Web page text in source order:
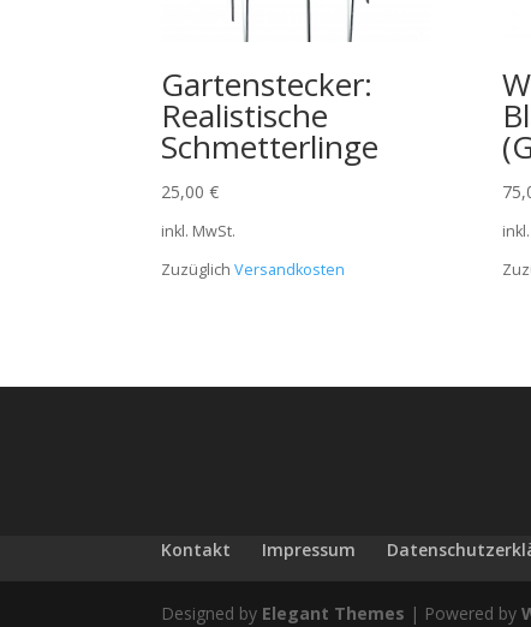
Gartenstecker:
Realistische
Schmetterlinge
25,00€
inkl. MwSt.
ZuzüglichVersandkosten
Kontakt Impressum
Designed by Elegant Themes | Powered by